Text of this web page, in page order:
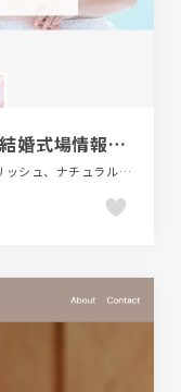
ハナユメ｜口コミ・割引満載の結婚式場情報サイト
エレガント、グリーン系、シンプル、スタイリッシュ、ナチュラル、フラットデザイン、ブランド・サービスサイト、ブルー系、ベージュ・ゴールド系、ホワイト系、飲食店・グルメ・ウェディング